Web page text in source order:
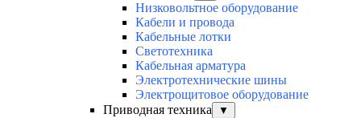
Низковольтное оборудование
Кабели и провода
Кабельные лотки
Светотехника
Кабельная арматура
Электротехнические шины
Электрощитовое оборудование
Приводная техника
▼